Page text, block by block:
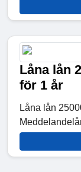
Låna lån
för 1 år
Låna lån